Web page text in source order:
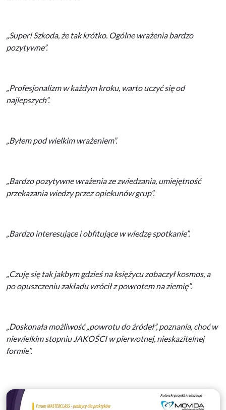
„Super! Szkoda, że tak krótko. Ogólne wrażenia bardzo
pozytywne”.
„Profesjonalizm w każdym kroku, warto uczyć się od
najlepszych”.
„Byłem pod wielkim wrażeniem”.
„Bardzo pozytywne wrażenia ze zwiedzania, umiejętność
przekazania wiedzy przez opiekunów grup”.
„Bardzo interesujące i obfitujące w wiedzę spotkanie”.
„Czuję się tak jakbym gdzieś na księżycu zobaczył kosmos, a
po opuszczeniu zakładu wrócił z powrotem na ziemię”.
„Doskonała możliwość „powrotu do źródeł”, poznania, choć w
niewielkim stopniu JAKOŚCI w pierwotnej, nieskazitelnej
formie”.